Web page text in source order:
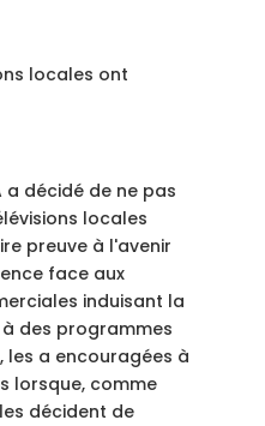
locales ont
a décidé de ne pas
locales
preuve à l'avenir
face aux
induisant la
des programmes
les a encouragées à
lorsque, comme
décident de